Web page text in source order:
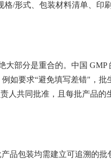
/形式、包装材料清单、印
部分是重合的。中国 GMP
如要求“避免填写差错"，批
人共同批准，且每批产品的
品包装均需建立可追溯的批